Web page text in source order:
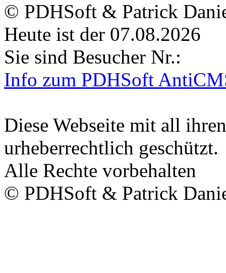
© PDHSoft & Patrick
Heute ist der 07.08.2026
Sie sind Besucher Nr.:
Info zum PDHSoft
Diese Webseite mit all
urheberrechtlich geschützt.
Alle Rechte vorbehalten
© PDHSoft & Patrick